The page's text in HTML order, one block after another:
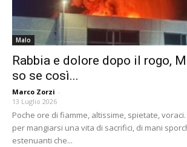
Malo
Rabbia e dolore dopo il rogo,
so se così...
Marco Zorzi -
13 Luglio 2026
Poche ore di fiamme, altissime, spietate,
per mangiarsi una vita di sacrifici, di mani
estenuanti che...